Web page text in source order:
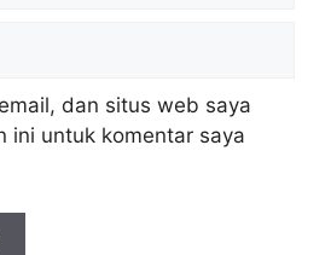
dan situs web saya
ini untuk komentar saya